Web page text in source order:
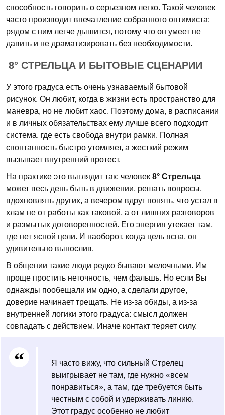
способность говорить о серьезном легко. Такой человек
часто производит впечатление собранного оптимиста:
рядом с ним легче дышится, потому что он умеет не
давить и не драматизировать без необходимости.
8° СТРЕЛЬЦА И БЫТОВЫЕ СЦЕНАРИИ
У этого градуса есть очень узнаваемый бытовой
рисунок. Он любит, когда в жизни есть пространство для
маневра, но не любит хаос. Поэтому дома, в расписании
и в личных обязательствах ему лучше всего подходит
система, где есть свобода внутри рамки. Полная
спонтанность быстро утомляет, а жесткий режим
вызывает внутренний протест.
На практике это выглядит так: человек 8° Стрельца
может весь день быть в движении, решать вопросы,
вдохновлять других, а вечером вдруг понять, что устал в
хлам не от работы как таковой, а от лишних разговоров
и размытых договоренностей. Его энергия утекает там,
где нет ясной цели. И наоборот, когда цель ясна, он
удивительно вынослив.
В общении такие люди редко бывают мелочными. Им
проще простить неточность, чем фальшь. Но если Вы
однажды пообещали им одно, а сделали другое,
доверие начинает трещать. Не из-за обиды, а из-за
внутренней логики этого градуса: смысл должен
совпадать с действием. Иначе контакт теряет силу.
Я часто вижу, что сильный Стрелец
выигрывает не там, где нужно «всем
понравиться», а там, где требуется быть
честным с собой и удерживать линию.
Этот градус особенно не любит